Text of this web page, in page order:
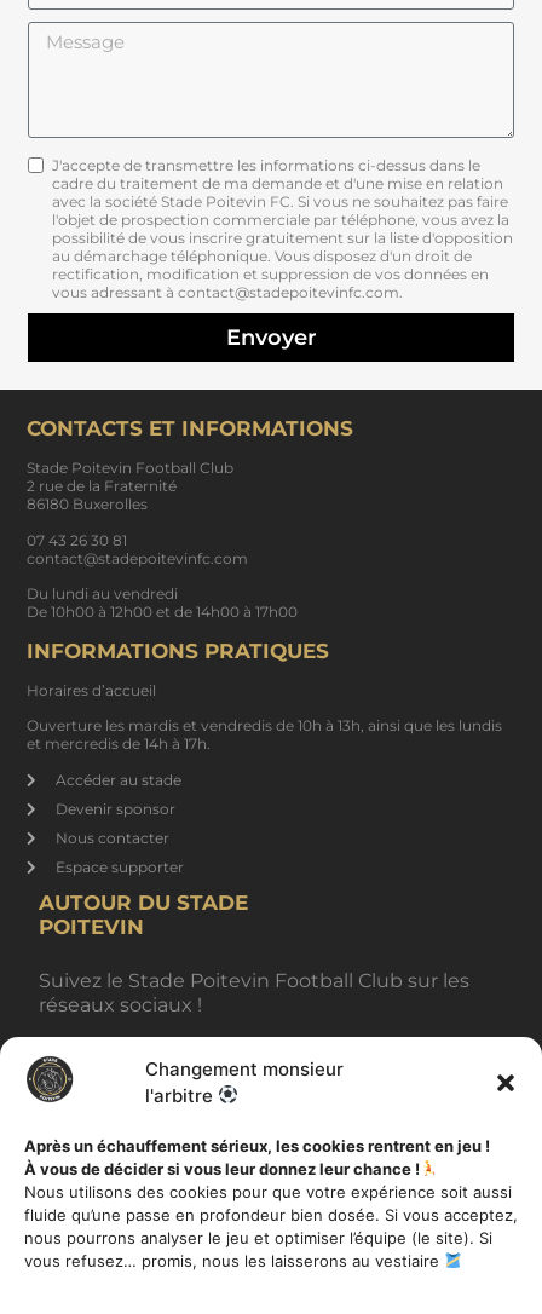
Changement monsieur
l'arbitre
Après un échauffement sérieux, les cookies rentrent en jeu !
À vous de décider si vous leur donnez leur chance !
Nous utilisons des cookies pour que votre expérience soit aussi
fluide qu’une passe en profondeur bien dosée. Si vous acceptez,
nous pourrons analyser le jeu et optimiser l’équipe (le site). Si
vous refusez… promis, nous les laisserons au vestiaire
J'accepte de transmettre les informations ci-dessus dans le
cadre du traitement de ma demande et d'une mise en relation
avec la société Stade Poitevin FC. Si vous ne souhaitez pas faire
l'objet de prospection commerciale par téléphone, vous avez la
possibilité de vous inscrire gratuitement sur la liste d'opposition
au démarchage téléphonique. Vous disposez d'un droit de
rectification, modification et suppression de vos données en
vous adressant à contact@stadepoitevinfc.com.
Envoyer
CONTACTS ET INFORMATIONS
Stade Poitevin Football Club
2 rue de la Fraternité
86180 Buxerolles
07 43 26 30 81
contact@stadepoitevinfc.com
Du lundi au vendredi
De 10h00 à 12h00 et de 14h00 à 17h00
INFORMATIONS PRATIQUES
Horaires d’accueil
Ouverture les mardis et vendredis de 10h à 13h, ainsi que les lundis
et mercredis de 14h à 17h.
Accéder au stade
Devenir sponsor
Nous contacter
Espace supporter
AUTOUR DU STADE
POITEVIN
Suivez le Stade Poitevin Football Club sur les
réseaux sociaux !
BILLETTERIE
AUTRES INFORMATIONS
Toutes les actualités
Mentions légales